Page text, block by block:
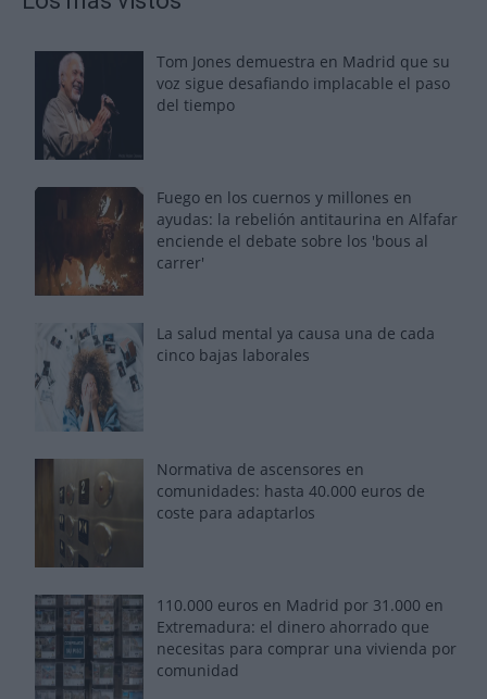
Tom Jones demuestra en Madrid que su
voz sigue desafiando implacable el paso
del tiempo
Fuego en los cuernos y millones en
ayudas: la rebelión antitaurina en Alfafar
enciende el debate sobre los 'bous al
carrer'
La salud mental ya causa una de cada
cinco bajas laborales
Normativa de ascensores en
comunidades: hasta 40.000 euros de
coste para adaptarlos
110.000 euros en Madrid por 31.000 en
Extremadura: el dinero ahorrado que
necesitas para comprar una vivienda por
comunidad